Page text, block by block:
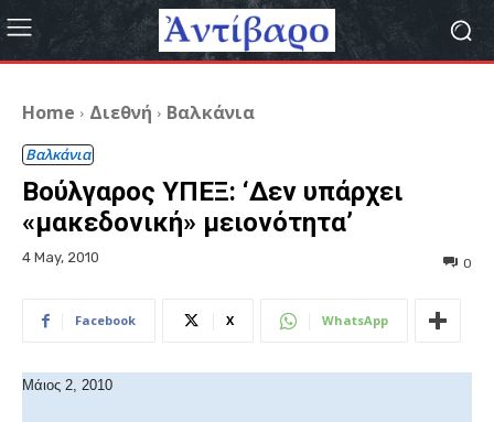
Home Διεθνή Βαλκάνια
Βαλκάνια
Βούλγαρος ΥΠΕΞ: ‘Δεν υπάρχει
«μακεδονική» μειονότητα’
4 May, 2010 0
Facebook X WhatsApp
Μάιος 2, 2010